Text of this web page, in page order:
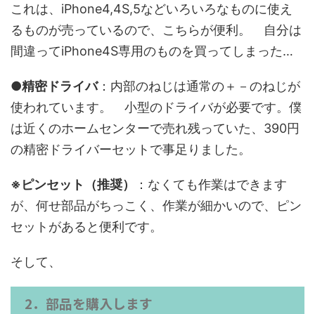
これは、iPhone4,4S,5などいろいろなものに使え
るものが売っているので、こちらが便利。 自分は
間違ってiPhone4S専用のものを買ってしまった…
●精密ドライバ：内部のねじは通常の＋－のねじが
使われています。 小型のドライバが必要です。僕
は近くのホームセンターで売れ残っていた、390円
の精密ドライバーセットで事足りました。
※ピンセット（推奨）
：なくても作業はできます
が、何せ部品がちっこく、作業が細かいので、ピン
セットがあると便利です。
そして、
2．部品を購入します